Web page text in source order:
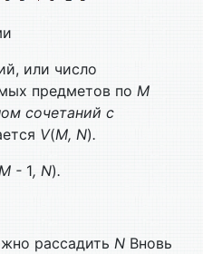
или число
предме­тов по M
сочетаний с
V(M, N).
- 1, N).
рассадить N Вновь